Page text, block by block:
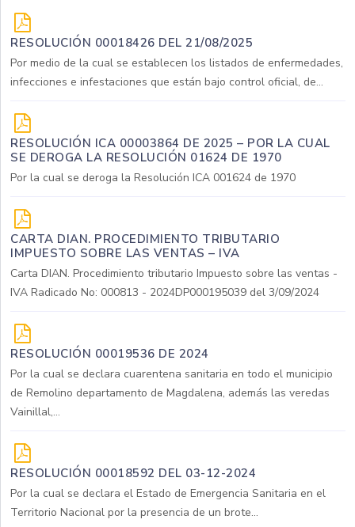
RESOLUCIÓN 00018426 DEL 21/08/2025
Por medio de la cual se establecen los listados de enfermedades,
infecciones e infestaciones que están bajo control oficial, de...
RESOLUCIÓN ICA 00003864 DE 2025 – POR LA CUAL
SE DEROGA LA RESOLUCIÓN 01624 DE 1970
Por la cual se deroga la Resolución ICA 001624 de 1970
CARTA DIAN. PROCEDIMIENTO TRIBUTARIO
IMPUESTO SOBRE LAS VENTAS – IVA
Carta DIAN. Procedimiento tributario Impuesto sobre las ventas -
IVA Radicado No: 000813 - 2024DP000195039 del 3/09/2024
RESOLUCIÓN 00019536 DE 2024
Por la cual se declara cuarentena sanitaria en todo el municipio
de Remolino departamento de Magdalena, además las veredas
Vainillal,...
RESOLUCIÓN 00018592 DEL 03-12-2024
Por la cual se declara el Estado de Emergencia Sanitaria en el
Territorio Nacional por la presencia de un brote...